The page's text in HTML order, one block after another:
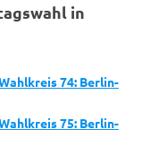
in
74: Berlin-
75: Berlin-